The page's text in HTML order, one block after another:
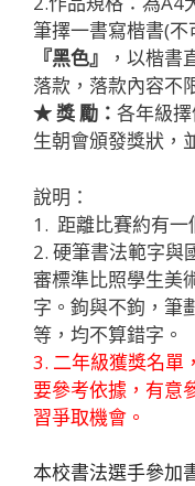
筆擇一書寫楷書(
『黑色』
，以楷書
落款，落款內容不
★ 獎 勵： 各年級
生朝會頒發獎狀，
說明：
1. 距離比賽約有一
2. 硬筆書法範字與
審標準比照學生美
字。鉤與不鉤，筆
等，均不算錯字。
3. 二年級獲獎名單
要參考依據，有意
習爭取機會。
本校書法選手參加